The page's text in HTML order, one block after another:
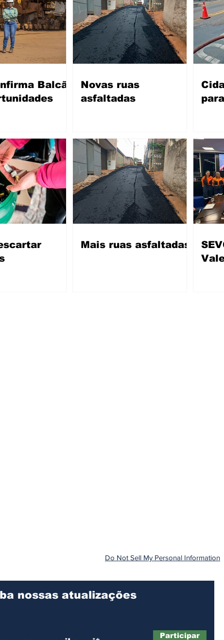
Balcão
Novas ruas
asfaltadas
Mais ruas asfaltadas
Do Not Sell My Personal Information
nossas atualizações
Participar